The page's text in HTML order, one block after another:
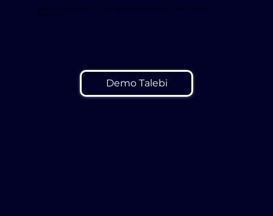
📩 Demo Planlayın | 🚀 Otonom Yapay Zekayı Etkinleştirin | 📈 Maliyetleri Artırmadan Desteği
Demo Talebi